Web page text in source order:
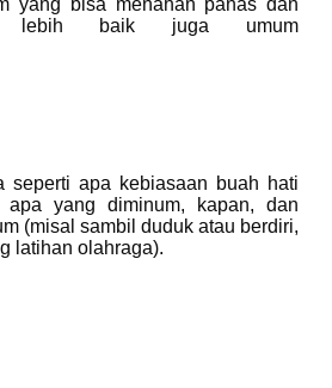
lebih baik juga umum
seperti apa kebiasaan buah hati
yang diminum, kapan, dan
(misal sambil duduk atau berdiri,
latihan olahraga).